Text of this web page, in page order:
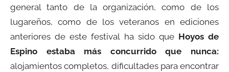
general tanto de la organización, como de los
lugareños, como de los veteranos en ediciones
anteriores de este festival ha sido que Hoyos de
Espino estaba más concurrido que nunca:
alojamientos completos, dificultades para encontrar